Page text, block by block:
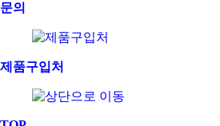
문의
제품구입처